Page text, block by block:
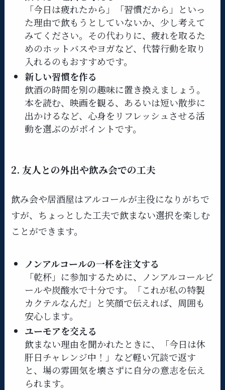
「今日は疲れたから」「習慣だから」といっ
た理由で飲もうとしていないか、少し考えて
みてください。その代わりに、疲れを取るた
めのホットバスやヨガなど、代替行動を取り
入れるのもおすすめです。
新しい習慣を作る
飲酒の時間を別の趣味に置き換えましょう。
本を読む、映画を観る、あるいは短い散歩に
出かけるなど、心身をリフレッシュさせる活
動を選ぶのがポイントです。
2. 友人との外出や飲み会での工夫
飲み会や居酒屋はアルコールが主役になりがちで
すが、ちょっとした工夫で飲まない選択を楽しむ
ことができます。
ノンアルコールの一杯を注文する
「乾杯」に参加するために、ノンアルコールビ
ールや炭酸水で十分です。「これが私の特製
カクテルなんだ」と笑顔で伝えれば、周囲も
安心します。
ユーモアを交える
飲まない理由を聞かれたときに、「今日は休
肝日チャレンジ中！」など軽い冗談で返す
と、場の雰囲気を壊さずに自分の意志を伝え
られます。